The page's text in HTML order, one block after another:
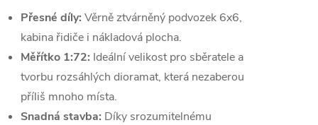
Přesné díly: Věrně ztvárněný podvozek 6x6,
kabina řidiče i nákladová plocha.
Měřítko 1:72: Ideální velikost pro sběratele a
tvorbu rozsáhlých dioramat, která nezaberou
příliš mnoho místa.
Snadná stavba: Díky srozumitelnému